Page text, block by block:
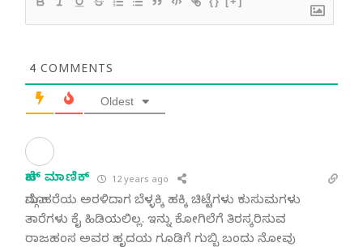
4 COMMENTS
Oldest
ಹೆಚ್ ಮಾಣಿಕ್ 12 years ago
ಮೊಗ್ಗು ಹರೆಯ ಅರಳಿದಾಗ ಬೆಳ್ಳಕ್ಕಿ ಹಕ್ಕಿ ಚಿಟ್ಟೆಗಳು ಕುಸುಮಗಳು
ತಾರೆಗಳು ಕೈ ಹಿಡಿಯಲಿಲ್ಲ. ಇನ್ನು ಕೋಗಿಲೆಗೆ ತಿರಸ್ಕರಿಸುವ
ರಾಜಹಂಸ ಅವರ ಹೃದಯ ಗೂಡಿಗೆ ಗುಬ್ಬಿ ಬಂದು ನೋವು